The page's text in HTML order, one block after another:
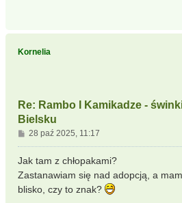
Kornelia
Re: Rambo I Kamikadze -
Bielsku
P
o
s
28 paź 2025, 11:17
Jak tam z chłopakami?
Zastanawiam się nad adopcją, a
blisko, czy to znak?